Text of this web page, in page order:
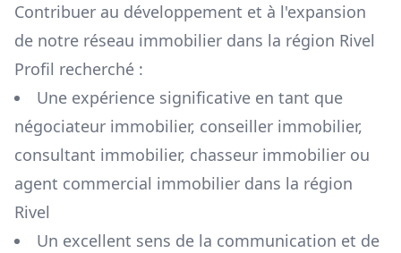
Contribuer au développement et à l'expansion
de notre réseau immobilier dans la région Rivel
Profil recherché :
Une expérience significative en tant que
négociateur immobilier, conseiller immobilier,
consultant immobilier, chasseur immobilier ou
agent commercial immobilier dans la région
Rivel
Un excellent sens de la communication et de